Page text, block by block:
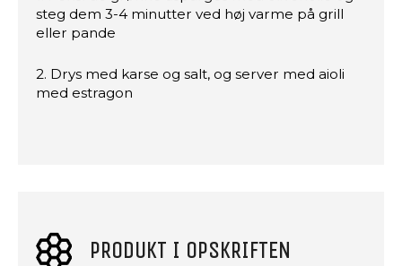
steg dem 3-4 minutter ved høj varme på grill
eller pande
2. Drys med karse og salt, og server med aioli
med estragon
PRODUKT I OPSKRIFTEN